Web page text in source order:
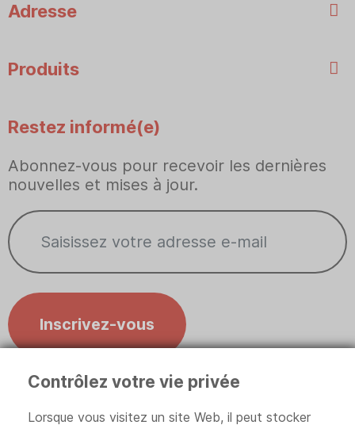
Adresse
Produits
Restez informé(e)
Abonnez-vous pour recevoir les dernières
nouvelles et mises à jour.
Inscrivez-vous
Contrôlez votre vie privée
Lorsque vous visitez un site Web, il peut stocker